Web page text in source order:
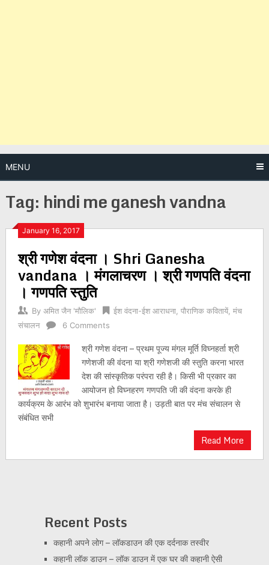
MENU
Tag: hindi me ganesh vandna
January 16, 2017
श्री गणेश वंदना । Shri Ganesha
vandana । मंगलाचरण । श्री गणपति वंदना
। गणपति स्तुति
By अमित जैन 'मौलिक' ईश वंदना-ईश आराधना, पौराणिक कवितायें, मंच
संचालन
6 Comments
श्री गणेश वंदना – प्रथम पूज्य मंगल मूर्ति विघ्नहर्ता श्री
गणेशजी की वंदना या श्री गणेशजी की स्तुति करना भारत
देश की सांस्कृतिक परंपरा रही है। किसी भी प्रकार का
आयोजन हो विघ्नहरण गणपति जी की वंदना करके ही
कार्यक्रम के आरंभ को शुभारंभ बनाया जाता है। उड़ती बात पर मंच संचालन से
संबंधित सभी
Read More
Posts
navigation
Recent Posts
कहानी अपने लोग – लॉकडाउन की एक दर्दनाक तस्वीर
कहानी लॉक डाउन – लॉक डाउन में एक घर की कहानी ऐसी